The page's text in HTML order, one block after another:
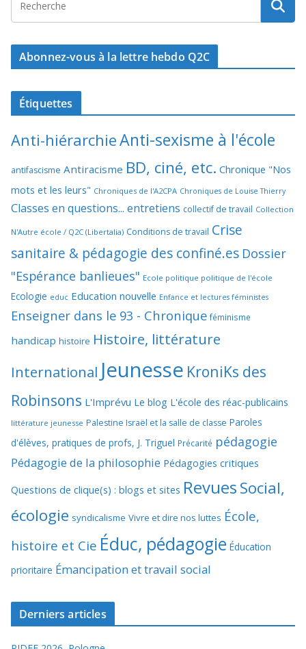
Abonnez-vous à la lettre hebdo Q2C
Étiquettes
Anti-hiérarchieAnti-sexisme à l'école
antifascisme Antiracisme BD, ciné, etc. Chronique "Nos
mots et les leurs" Chroniques de l'A2CPA Chroniques de Louise Thierry
Classes en questions... entretiens collectif de travail Collection
N'Autre école / Q2C (Libertalia) Conditions de travail Crise
sanitaire & pédagogie des confiné.es Dossier
"Espérance banlieues" Ecole politique politique de l'école
Ecologie educ Education nouvelle Enfance et lectures féministes
Enseigner dans le 93 - Chronique féminisme
handicap histoire Histoire, littérature
International Jeunesse KroniKs des
Robinsons L'Imprévu Le blog L'école des réac-publicains
littérature jeunesse Palestine Israël et la salle de classe Paroles
d'élèves, pratiques de profs, J. Triguel Précarité pédagogie
Pédagogie de la philosophie Pédagogies critiques
Questions de clique(s) : blogs et sites RevuesSocial,
écologie syndicalisme Vivre et dire nos luttes École,
histoire et Cie Éduc, pédagogie Éducation
prioritaire Émancipation et travail social
Derniers articles